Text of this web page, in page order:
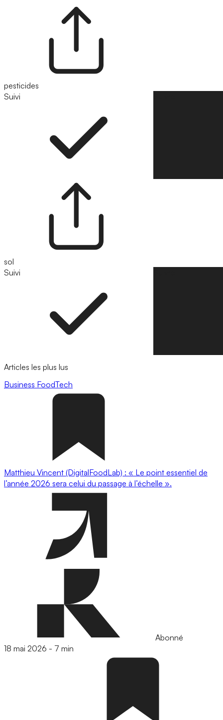
pesticides
Suivi
sol
Suivi
Articles les plus lus
Business FoodTech
Matthieu Vincent (DigitalFoodLab) : « Le point essentiel de
l’année 2026 sera celui du passage à l’échelle ».
Abonné
18 mai 2026 - 7 min